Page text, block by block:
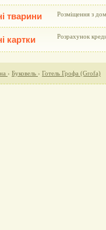
тварини Розміщення з
картки Розрахунок
› Буковель › Готель Грофа (Grofa)